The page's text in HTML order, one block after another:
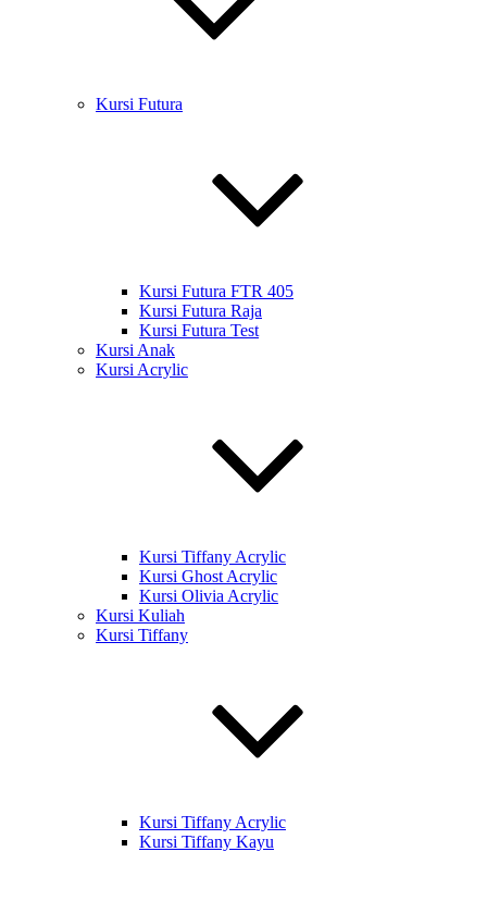
Kursi Futura
Kursi Futura FTR 405
Kursi Futura Raja
Kursi Futura Test
Kursi Anak
Kursi Acrylic
Kursi Tiffany Acrylic
Kursi Ghost Acrylic
Kursi Olivia Acrylic
Kursi Kuliah
Kursi Tiffany
Kursi Tiffany Acrylic
Kursi Tiffany Kayu